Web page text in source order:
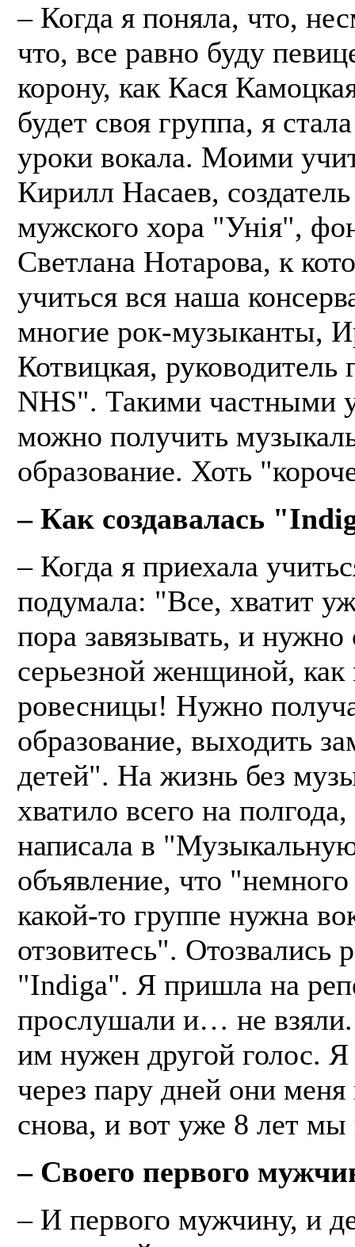
– Когда я поняла, что,
что, все равно буду
корону, как Кася
будет своя группа, я
уроки вокала. Моими
Кирилл Насаев,
мужского хора "Унія",
Светлана Нотарова, к
учиться вся наша
многие рок-музыканты,
Котвицкая,
NHS". Такими частными
можно получить
образование. Хоть
– Как создавалась
– Когда я приехала
подумала: "Все, хватит
пора завязывать, и нужно
серьезной женщиной,
ровесницы! Нужно
образование, выходить
детей". На жизнь без
хватило всего на
написала в
объявление, что
какой-то группе нужна
отзовитесь". Отозвались
"Indigа". Я пришла на
прослушали и… не взяли.
им нужен другой голос. Я
через пару дней они меня
снова, и вот уже 8 лет мы
– Своего первого
– И первого мужчину, и